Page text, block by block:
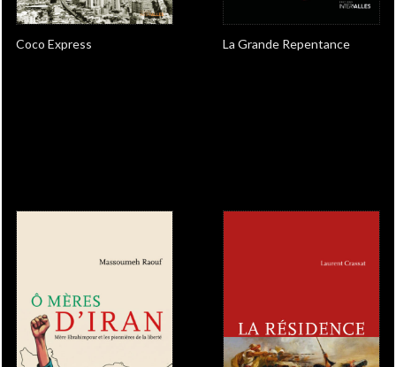
Coco Express La Grande Repentance